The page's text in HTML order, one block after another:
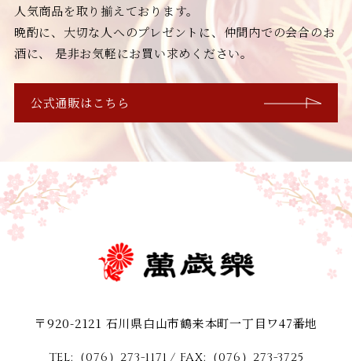
人気商品を取り揃えております。
晩酌に、大切な人へのプレゼントに、仲間内での会合のお
酒に、
是非お気軽にお買い求めください。
公式通販はこちら
〒920-2121 石川県白山市鶴来本町一丁目ワ47番地